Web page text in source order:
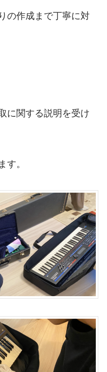
の作成まで丁寧に対
に関する説明を受け
す。